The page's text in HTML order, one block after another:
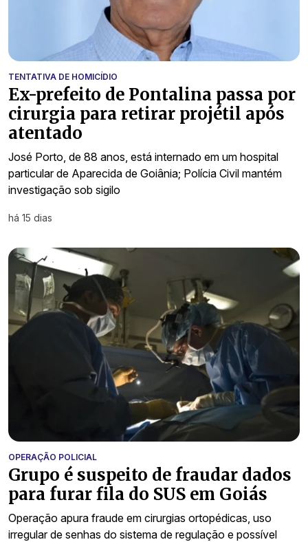
TENTATIVA DE HOMICÍDIO
Ex-prefeito de Pontalina passa por
cirurgia para retirar projétil após
atentado
José Porto, de 88 anos, está internado em um hospital
particular de Aparecida de Goiânia; Polícia Civil mantém
investigação sob sigilo
há 15 dias
OPERAÇÃO POLICIAL
Grupo é suspeito de fraudar dados
para furar fila do SUS em Goiás
Operação apura fraude em cirurgias ortopédicas, uso
irregular de senhas do sistema de regulação e possível